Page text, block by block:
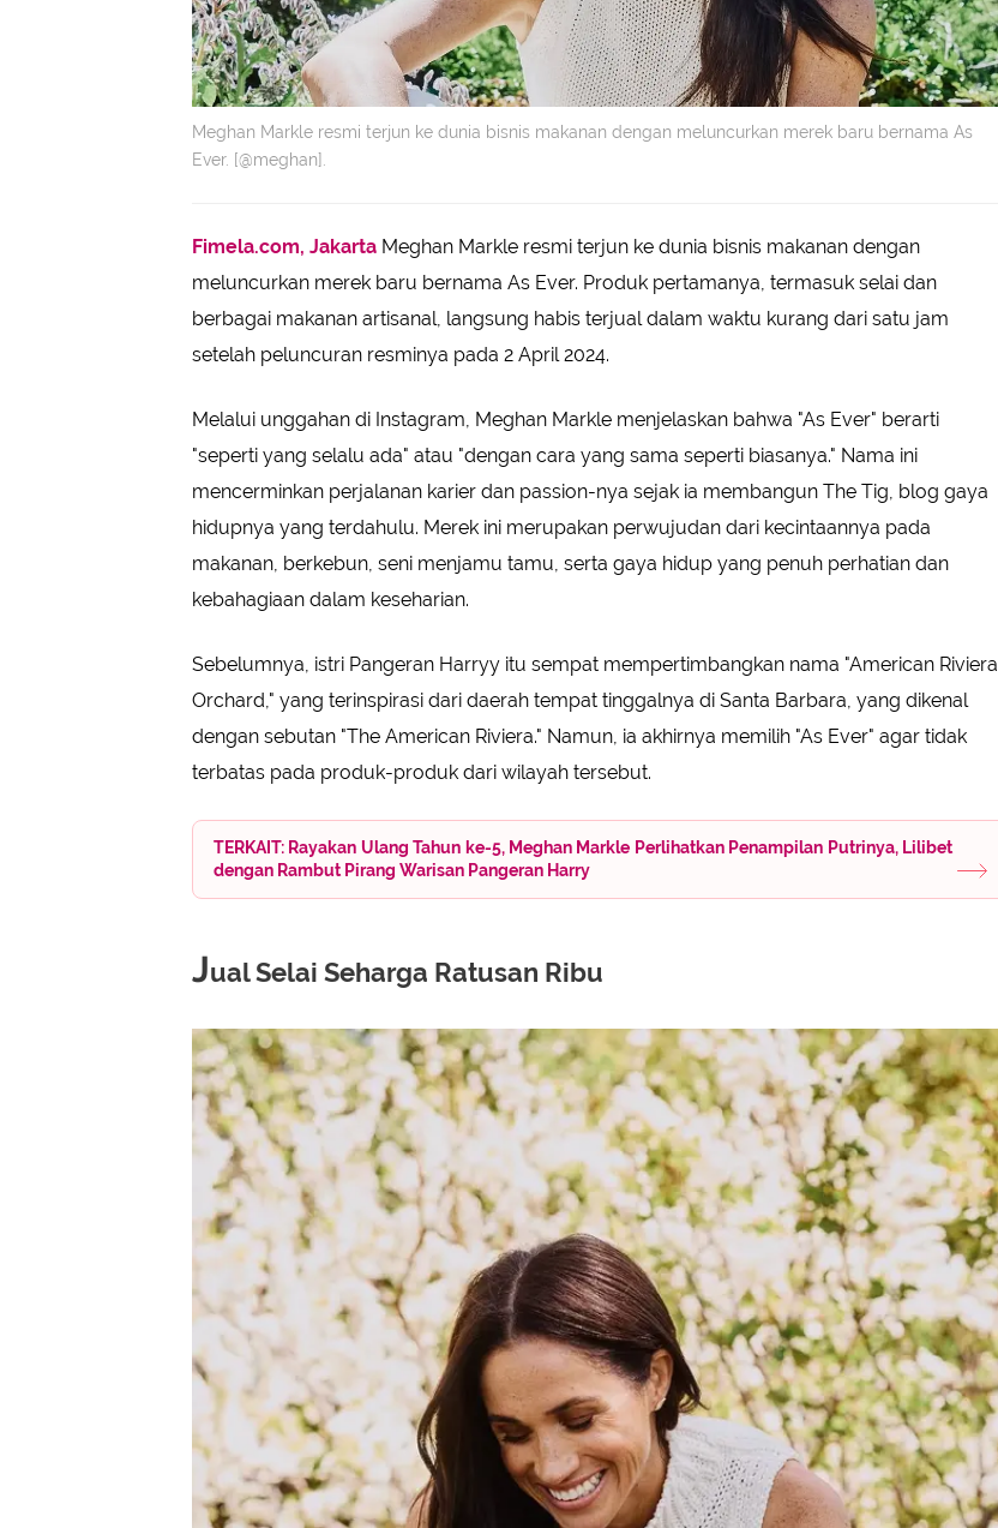
Meghan Markle resmi terjun ke dunia bisnis makanan dengan meluncurkan merek baru bernama As
Ever. [@meghan].
Fimela.com, Jakarta Meghan Markle resmi terjun ke dunia bisnis makanan dengan
meluncurkan merek baru bernama As Ever. Produk pertamanya, termasuk selai dan
berbagai makanan artisanal, langsung habis terjual dalam waktu kurang dari satu jam
setelah peluncuran resminya pada 2 April 2024.
Melalui unggahan di Instagram, Meghan Markle menjelaskan bahwa "As Ever" berarti
"seperti yang selalu ada" atau "dengan cara yang sama seperti biasanya." Nama ini
mencerminkan perjalanan karier dan passion-nya sejak ia membangun The Tig, blog gaya
hidupnya yang terdahulu. Merek ini merupakan perwujudan dari kecintaannya pada
makanan, berkebun, seni menjamu tamu, serta gaya hidup yang penuh perhatian dan
kebahagiaan dalam keseharian.
Sebelumnya, istri Pangeran Harryy itu sempat mempertimbangkan nama "American Riviera
Orchard," yang terinspirasi dari daerah tempat tinggalnya di Santa Barbara, yang dikenal
dengan sebutan "The American Riviera." Namun, ia akhirnya memilih "As Ever" agar tidak
terbatas pada produk-produk dari wilayah tersebut.
TERKAIT: Rayakan Ulang Tahun ke-5, Meghan Markle Perlihatkan Penampilan Putrinya, Lilibet
dengan Rambut Pirang Warisan Pangeran Harry
Jual Selai Seharga Ratusan Ribu